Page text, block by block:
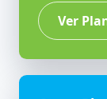
Ver